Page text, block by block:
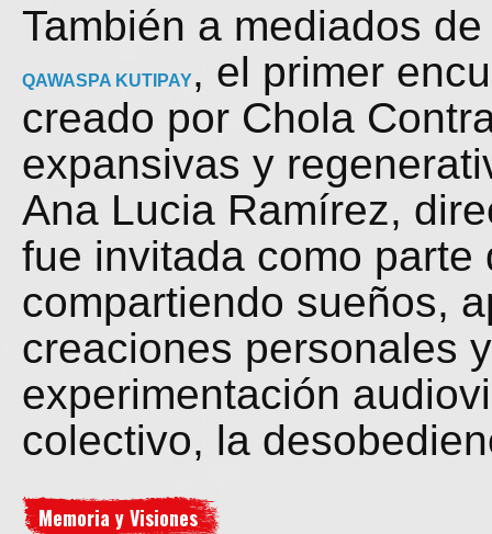
También a mediados
QAWASPA KUTIPAY, el primer
creado por Chola
expansivas y
Ana Lucia Ramírez,
fue invitada como
compartiendo sueños,
creaciones personales
experimentación
colectivo, la
Memoria y Visiones